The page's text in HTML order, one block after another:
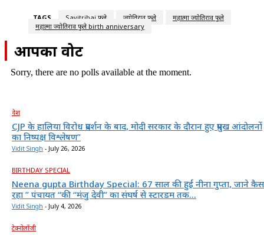
TAGS Savitribai फुले ज्योतिराव फुले
महात्मा ज्योतिराव फुले
महात्मा ज्योतिराव फुले birth anniversary
आपका वोट
Sorry, there are no polls available at the moment.
देश
CJP के हालिया विरोध प्रदर्शन के बाद, मोदी सरकार के दौरान हुए प्रमुख आंदोलनों
का निष्पक्ष विश्लेषण”
Vidit Singh - July 26, 2026
BIRTHDAY SPECIAL
Neena gupta Birthday Special: 67 साल की हुईं नीना गुप्ता, जाने
रहा ” पंचायत “की “मंजु देवी” का संघर्ष से स्टारडम तक...
Vidit Singh - July 4, 2026
टेक्नोलॉजी